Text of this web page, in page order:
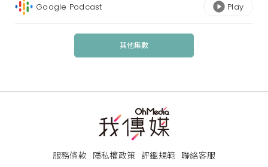
Google Podcast Play
其他集數
服務條款 隱私權政策 評鑑規範 聯絡客服